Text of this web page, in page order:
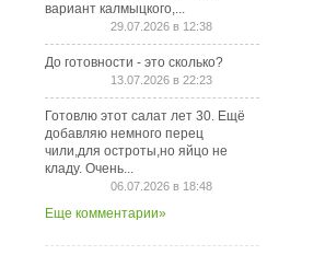
вариант калмыцкого,...
29.07.2026 в 12:38
До готовности - это сколько?
13.07.2026 в 22:23
Готовлю этот салат лет 30. Ещё
добавляю немного перец
чили,для остроты,но яйцо не
кладу. Очень...
06.07.2026 в 18:48
Еще комментарии»